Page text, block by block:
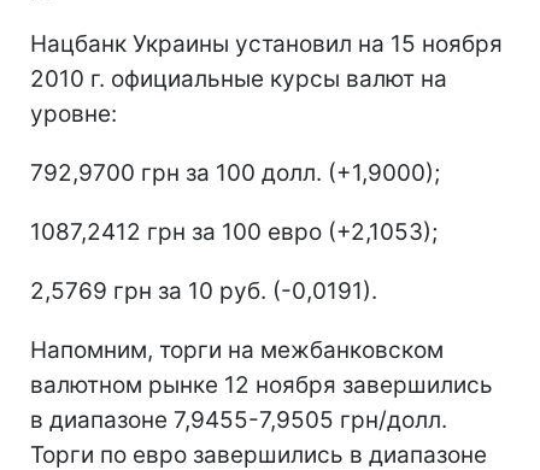
Нацбанк Украины установил на 15 ноября
2010 г. официальные курсы валют на
уровне:
792,9700 грн за 100 долл. (+1,9000);
1087,2412 грн за 100 евро (+2,1053);
2,5769 грн за 10 руб. (-0,0191).
Напомним, торги на межбанковском
валютном рынке 12 ноября завершились
в диапазоне 7,9455-7,9505 грн/долл.
Торги по евро завершились в диапазоне